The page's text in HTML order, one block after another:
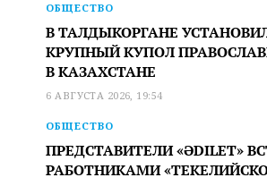
ОБЩЕСТВО
В ТАЛДЫКОРГАНЕ
КРУПНЫЙ КУПОЛ
В КАЗАХСТАНЕ
6 АВГУСТА 2026, 19:54
ОБЩЕСТВО
ПРЕДСТАВИТЕЛИ «ӘDILET»
РАБОТНИКАМИ